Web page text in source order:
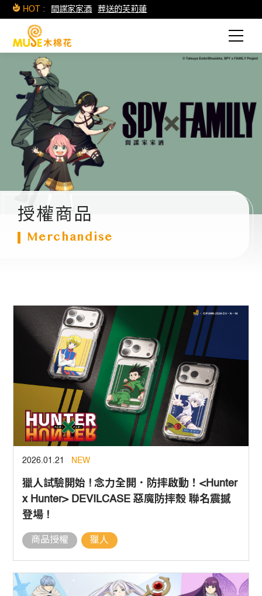
HOT : 間諜家家酒 葬送的芙莉蓮
授權商品
Merchandise
2026.01.21 NEW
獵人試驗開始 ! 念力全開．防摔啟動！<Hunter
x Hunter> DEVILCASE 惡魔防摔殼 聯名震撼
登場 !
商品授權 獵人